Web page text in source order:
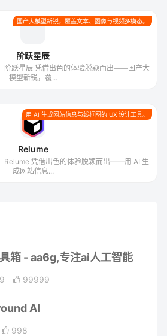
国产大模型新锐，覆盖文本、图像与视频多模态。
阶跃星辰
阶跃星辰 凭借出色的体验脱颖而出——国产大
模型新锐，覆...
用 AI 生成网站信息与线框图的 UX 设计工具。
Relume
Relume 凭借出色的体验脱颖而出——用 AI 生
成网站信息...
箱 - aa6g,专注ai人工智能
99999
AI
998